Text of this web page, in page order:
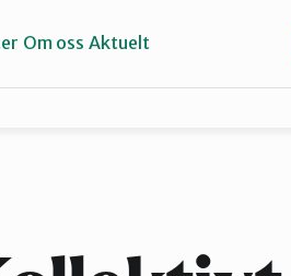
Rauma
Om oss Aktuelt